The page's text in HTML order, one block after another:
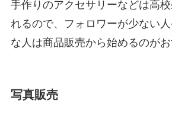
手作りのアクセサリーなどは高
れるので、フォロワーが少ない
な人は商品販売から始めるのがお
写真販売